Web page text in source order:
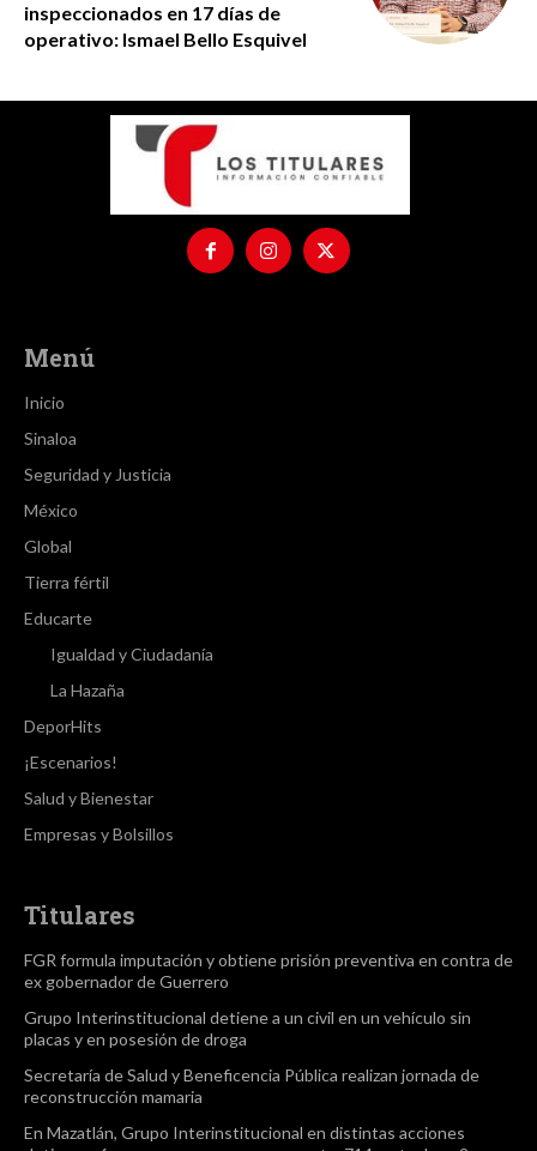
inspeccionados en 17 días de
operativo: Ismael Bello Esquivel
Menú
Inicio
Sinaloa
Seguridad y Justicia
México
Global
Tierra fértil
Educarte
Igualdad y Ciudadanía
La Hazaña
DeporHits
¡Escenarios!
Salud y Bienestar
Empresas y Bolsillos
Titulares
FGR formula imputación y obtiene prisión preventiva en contra de
ex gobernador de Guerrero
Grupo Interinstitucional detiene a un civil en un vehículo sin
placas y en posesión de droga
Secretaría de Salud y Beneficencia Pública realizan jornada de
reconstrucción mamaria
En Mazatlán, Grupo Interinstitucional en distintas acciones